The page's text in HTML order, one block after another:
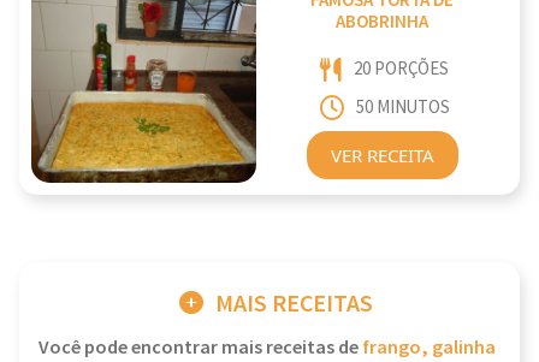
ABOBRINHA
20 PORÇÕES
50 MINUTOS
VER RECEITA
MAIS RECEITAS
Você pode encontrar mais receitas defrango, galinha